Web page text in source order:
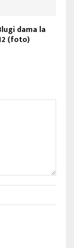
dama la
(foto)